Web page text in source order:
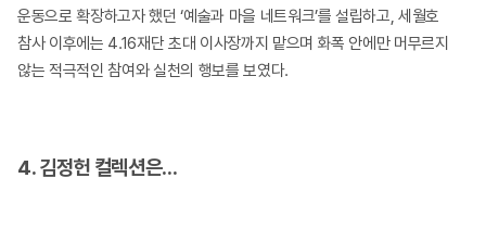
운동으로 확장하고자 했던 ‘예술과 마을 네트워크’를 설립하고, 세월호
참사 이후에는 4.16재단 초대 이사장까지 맡으며 화폭 안에만 머무르지
않는 적극적인 참여와 실천의 행보를 보였다.
4. 김정헌 컬렉션은…